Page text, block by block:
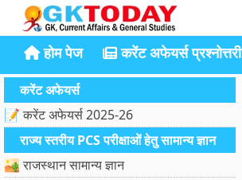
होम पेज करेंट अफेयर्स प्रश्नोत्तरी
करेंट अफेयर्स
📝 करेंट अफेयर्स 2025-26
राज्य स्तरीय PCS परीक्षाओं हेतु सामान्य ज्ञान
🏜️ राजस्थान सामान्य ज्ञान